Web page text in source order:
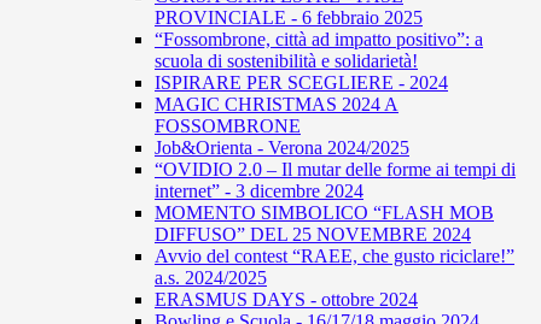
PROVINCIALE - 6 febbraio 2025
“Fossombrone, città ad impatto positivo”: a
scuola di sostenibilità e solidarietà!
ISPIRARE PER SCEGLIERE - 2024
MAGIC CHRISTMAS 2024 A
FOSSOMBRONE
Job&Orienta - Verona 2024/2025
“OVIDIO 2.0 – Il mutar delle forme ai tempi di
internet” - 3 dicembre 2024
MOMENTO SIMBOLICO “FLASH MOB
DIFFUSO” DEL 25 NOVEMBRE 2024
Avvio del contest “RAEE, che gusto riciclare!”
a.s. 2024/2025
ERASMUS DAYS - ottobre 2024